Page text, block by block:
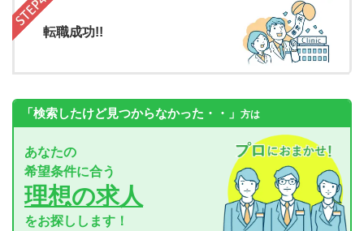
転職成功!!
「検索したけど見つからなかった・・」 方は
あなたの
希望条件に合う
理想の求人
をお探しします！